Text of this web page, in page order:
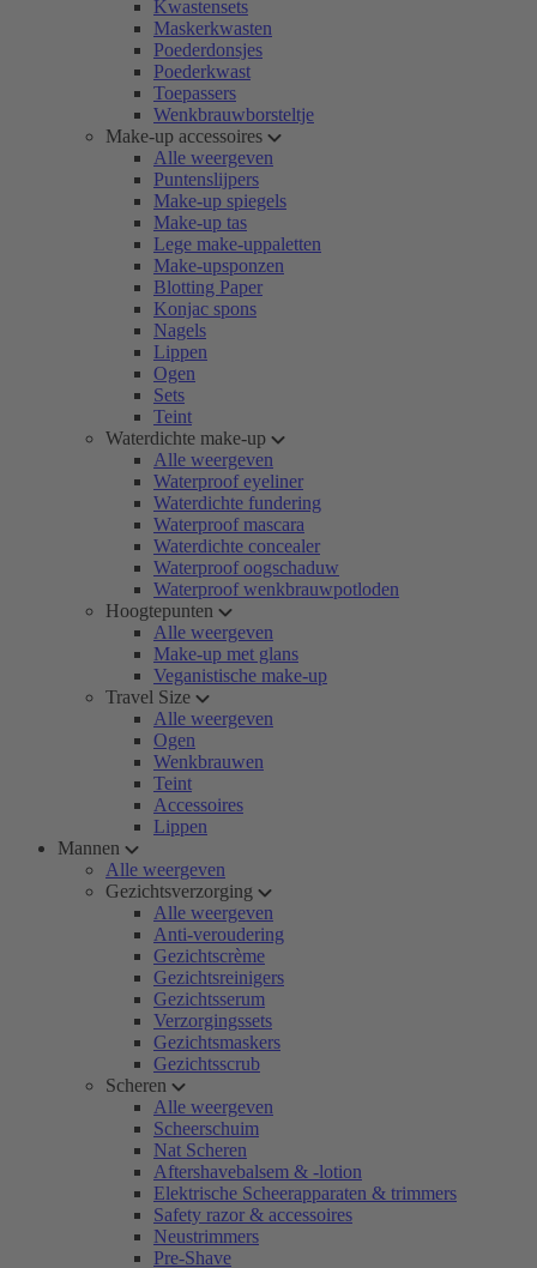
Kwastensets
Maskerkwasten
Poederdonsjes
Poederkwast
Toepassers
Wenkbrauwborsteltje
Make-up accessoires
Alle weergeven
Puntenslijpers
Make-up spiegels
Make-up tas
Lege make-uppaletten
Make-upsponzen
Blotting Paper
Konjac spons
Nagels
Lippen
Ogen
Sets
Teint
Waterdichte make-up
Alle weergeven
Waterproof eyeliner
Waterdichte fundering
Waterproof mascara
Waterdichte concealer
Waterproof oogschaduw
Waterproof wenkbrauwpotloden
Hoogtepunten
Alle weergeven
Make-up met glans
Veganistische make-up
Travel Size
Alle weergeven
Ogen
Wenkbrauwen
Teint
Accessoires
Lippen
Mannen
Alle weergeven
Gezichtsverzorging
Alle weergeven
Anti-veroudering
Gezichtscrème
Gezichtsreinigers
Gezichtsserum
Verzorgingssets
Gezichtsmaskers
Gezichtsscrub
Scheren
Alle weergeven
Scheerschuim
Nat Scheren
Aftershavebalsem & -lotion
Elektrische Scheerapparaten & trimmers
Safety razor & accessoires
Neustrimmers
Pre-Shave